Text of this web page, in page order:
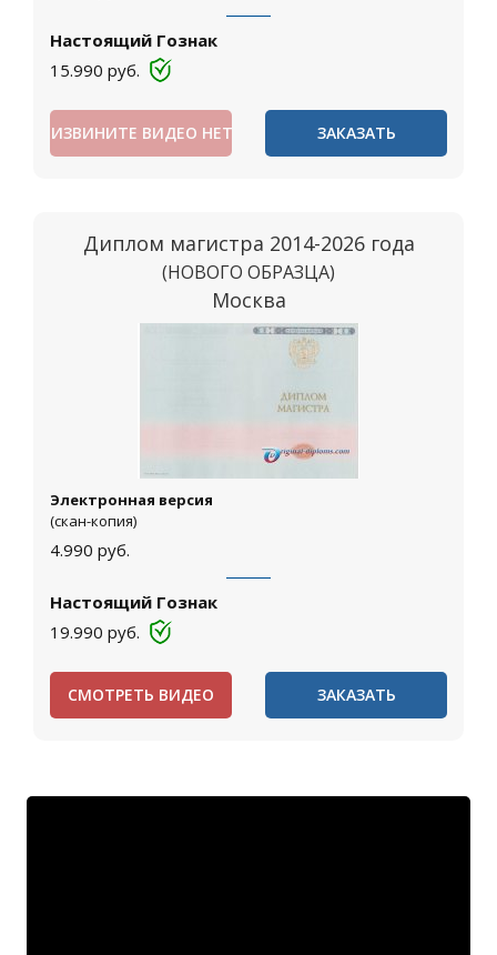
Настоящий Гознак
15.990 руб.
ИЗВИНИТЕ ВИДЕО НЕТ ЗАКАЗАТЬ
Диплом магистра 2014-2026 года
(НОВОГО ОБРАЗЦА)
Москва
Электронная версия
(скан-копия)
4.990 руб.
Настоящий Гознак
19.990 руб.
СМОТРЕТЬ ВИДЕО ЗАКАЗАТЬ